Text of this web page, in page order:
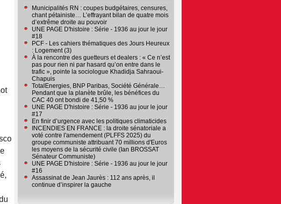
Municipalités RN : coupes budgétaires, censures,
chant pétainiste… L’effrayant bilan de quatre mois
d’extrême droite au pouvoir
UNE PAGE D'histoire : Série - 1936 au jour le jour
#18
PCF - Les cahiers thématiques des Jours Heureux
: Logement (3)
À la rencontre des guetteurs et dealers : « Ce n’est
pas pour rien ni par hasard qu’on entre dans le
trafic », pointe la sociologue Khadidja Sahraoui-
Chapuis
TotalEnergies, BNP Paribas, Société Générale…
Pendant que la planète brûle, les bénéfices du
CAC 40 ont bondi de 41,50 %
UNE PAGE D'histoire : Série - 1936 au jour le jour
#17
En finir d’urgence avec les politiques climaticides
INCENDIES EN FRANCE : la droite sénatoriale a
voté contre l'amendement (PLFFS 2025) du
groupe communiste attribuant 70 millions d'Euros
les moyens de la sécurité civile (Ian BROSSAT
Sénateur Communiste)
UNE PAGE D'histoire : Série - 1936 au jour le jour
#16
Assassinat de Jean Jaurès : 112 ans après, il
continue d’inspirer la gauche